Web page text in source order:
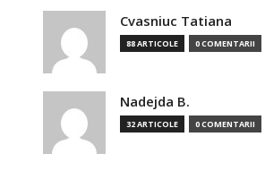
Cvasniuc Tatiana
88 ARTICOLE 0 COMENTARII
Nadejda B.
32 ARTICOLE 0 COMENTARII